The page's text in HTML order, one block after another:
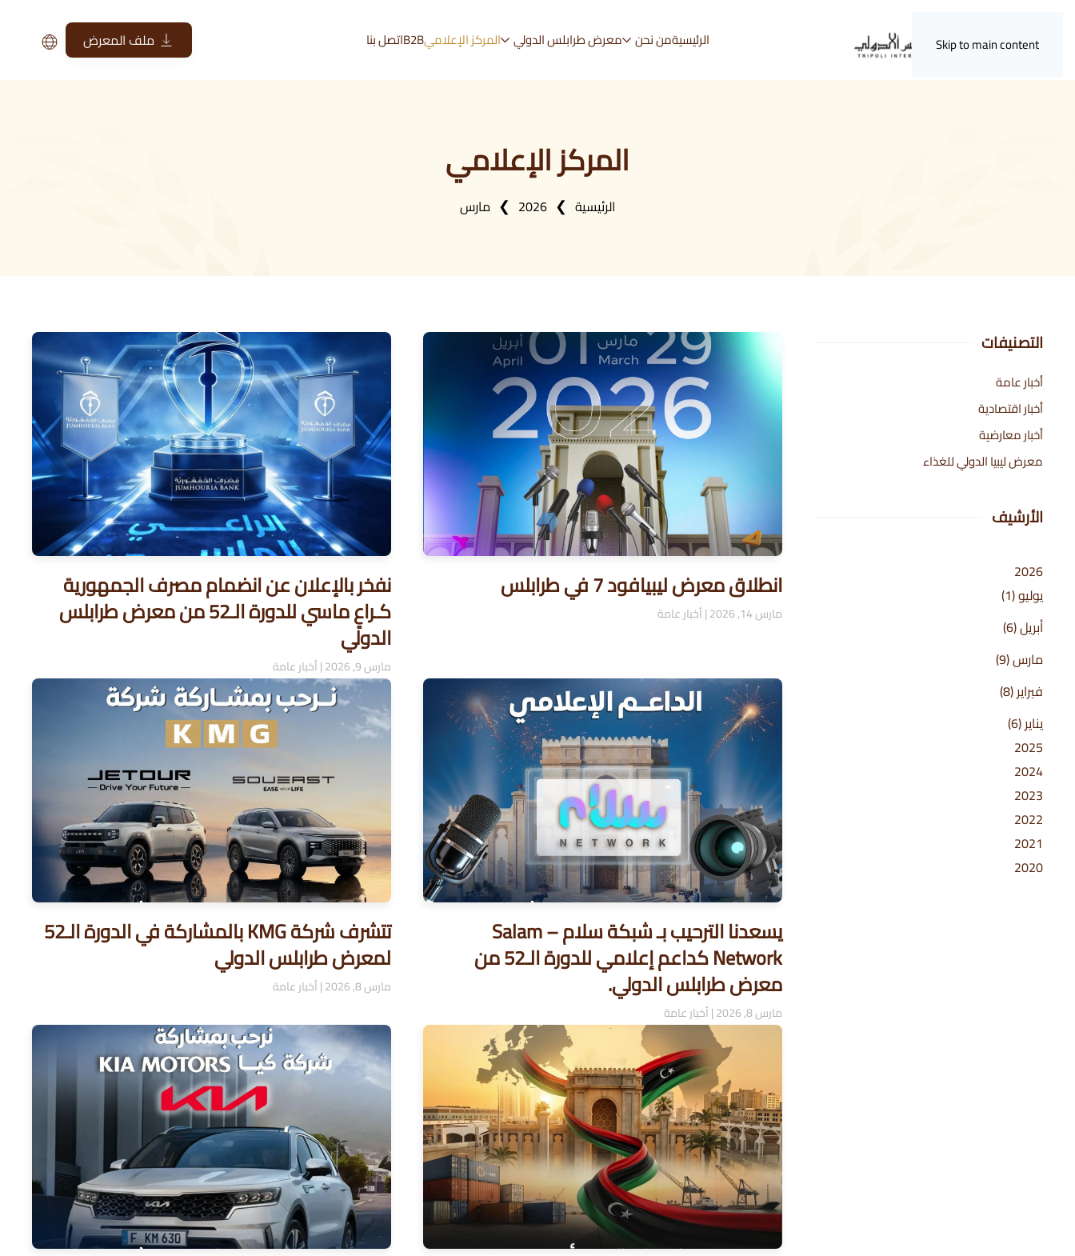
Skip to main content الرئيسيةمن نحن معرض طرابلس الدولي المركز الإعلاميB2Bاتصل بنا ملف المعرض
المركز الإعلامي
الرئيسية 2026 مارس
التصنيفات
أخبار عامة
أخبار اقتصادية
أخبار معارضية
معرض ليبيا الدولي للغذاء
الأرشيف
2026
يوليو(1)
أبريل(6)
مارس(9)
فبراير(8)
يناير(6)
2025
2024
2023
2022
2021
2020
انطلاق معرض ليبيافود 7 في طرابلس
مارس 14, 2026 |أخبار عامة
نفخر بالإعلان عن انضمام مصرف الجمهورية
كـراعٍ ماسي للدورة الـ52 من معرض طرابلس
الدولي
مارس 9, 2026 |أخبار عامة
يسعدنا الترحيب بـ شبكة سلام – Salam
Network كداعم إعلامي للدورة الـ52 من
معرض طرابلس الدولي.
مارس 8, 2026 |أخبار عامة
تتشرف شركة KMG بالمشاركة في الدورة الـ52
لمعرض طرابلس الدولي
مارس 8, 2026 |أخبار عامة